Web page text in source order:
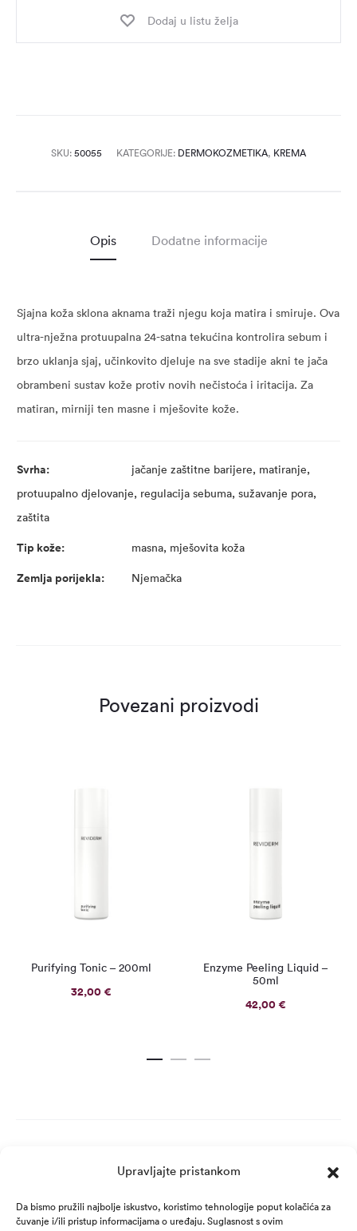
Upravljajte pristankom
Da bismo pružili najbolje iskustvo, koristimo tehnologije poput kolačića za
čuvanje i/ili pristup informacijama o uređaju. Suglasnost s ovim
Dodaj u listu želja
SKU: 50055 KATEGORIJE: DERMOKOZMETIKA, KREMA
Opis Dodatne informacije
Sjajna koža sklona aknama traži njegu koja matira i smiruje. Ova
ultra-nježna protuupalna 24-satna tekućina kontrolira sebum i
brzo uklanja sjaj, učinkovito djeluje na sve stadije akni te jača
obrambeni sustav kože protiv novih nečistoća i iritacija. Za
matiran, mirniji ten masne i mješovite kože.
Svrha:
jačanje zaštitne barijere, matiranje,
protuupalno djelovanje, regulacija sebuma, sužavanje pora,
zaštita
Tip kože: masna, mješovita koža
Zemlja porijekla: Njemačka
Povezani proizvodi
Purifying Tonic – 200ml
32,00€
Enzyme Peeling Liquid –
50ml
42,00€